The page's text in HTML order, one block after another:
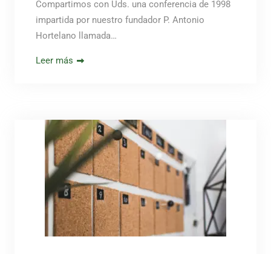
Compartimos con Uds. una conferencia de 1998
impartida por nuestro fundador P. Antonio
Hortelano llamada…
Leer más